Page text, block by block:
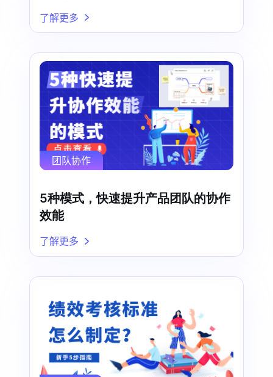
了解更多
团队协作
5种模式，快速提升产品团队的协作
效能
了解更多